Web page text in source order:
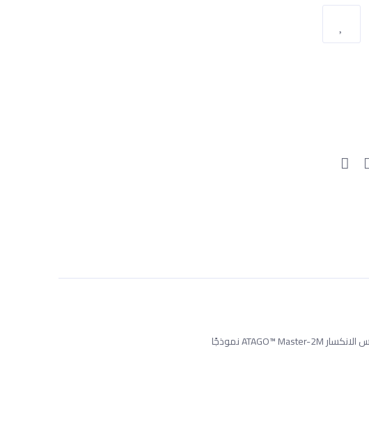
تُعدّ سلسلة MASTER-M خيارًا بديلًا جيدًا عندما لا تكون ميزة مقاومة الماء أولوية، وعندما يتم إجراء معايرة درجة الحرارة يدويًا. يُعتبر مقياس الانكسار ATAGO™ Master-2M نموذجًا